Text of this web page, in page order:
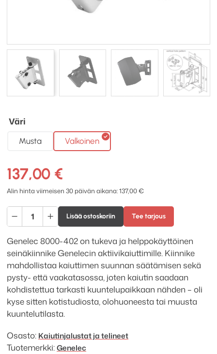
Väri
Musta Valkoinen
137,00 €
Alin hinta viimeisen 30 päivän aikana:137,00€
Genelec
8000-
402
seinäkiinnike
määrä
Lisää ostoskoriin Tee tarjous
Genelec 8000-402 on tukeva ja helppokäyttöinen
seinäkiinnike Genelecin aktiivikaiuttimille. Kiinnike
mahdollistaa kaiuttimen suunnan säätämisen sekä
pysty- että vaakatasossa, joten kaiutin saadaan
kohdistettua tarkasti kuuntelupaikkaan nähden – oli
kyse sitten kotistudiosta, olohuoneesta tai muusta
kuuntelutilasta.
Osasto: Kaiutinjalustat ja telineet
Tuotemerkki:Genelec